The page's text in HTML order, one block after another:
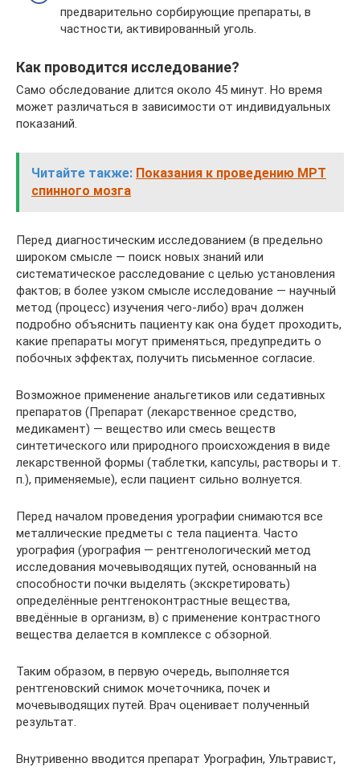
предварительно сорбирующие препараты, в
частности, активированный уголь.
Как проводится исследование?
Само обследование длится около 45 минут. Но время
может различаться в зависимости от индивидуальных
показаний.
Читайте также: Показания к проведению МРТ
спинного мозга
Перед диагностическим исследованием (в предельно
широком смысле — поиск новых знаний или
систематическое расследование с целью установления
фактов; в более узком смысле исследование — научный
метод (процесс) изучения чего-либо) врач должен
подробно объяснить пациенту как она будет проходить,
какие препараты могут применяться, предупредить о
побочных эффектах, получить письменное согласие.
Возможное применение анальгетиков или седативных
препаратов (Препарат (лекарственное средство,
медикамент) — вещество или смесь веществ
синтетического или природного происхождения в виде
лекарственной формы (таблетки, капсулы, растворы и т.
п.), применяемые), если пациент сильно волнуется.
Перед началом проведения урографии снимаются все
металлические предметы с тела пациента. Часто
урография (урография — рентгенологический метод
исследования мочевыводящих путей, основанный на
способности почки выделять (экскретировать)
определённые рентгеноконтрастные вещества,
введённые в организм, в) с применение контрастного
вещества делается в комплексе с обзорной.
Таким образом, в первую очередь, выполняется
рентгеновский снимок мочеточника, почек и
мочевыводящих путей. Врач оценивает полученный
результат.
Внутривенно вводится препарат Урографин, Ультравист,